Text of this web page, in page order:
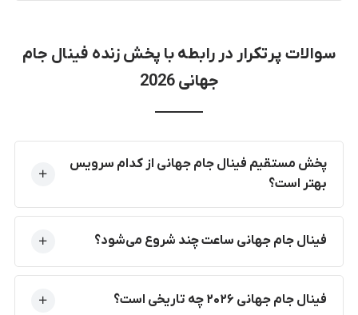
سوالات پرتکرار در رابطه با پخش زنده فینال جام
جهانی 2026
پخش مستقیم فینال جام جهانی از کدام سرویس
بهتر است؟
فینال جام جهانی ساعت چند شروع می‌شود؟
فینال جام جهانی ۲۰۲۶ چه تاریخی است؟